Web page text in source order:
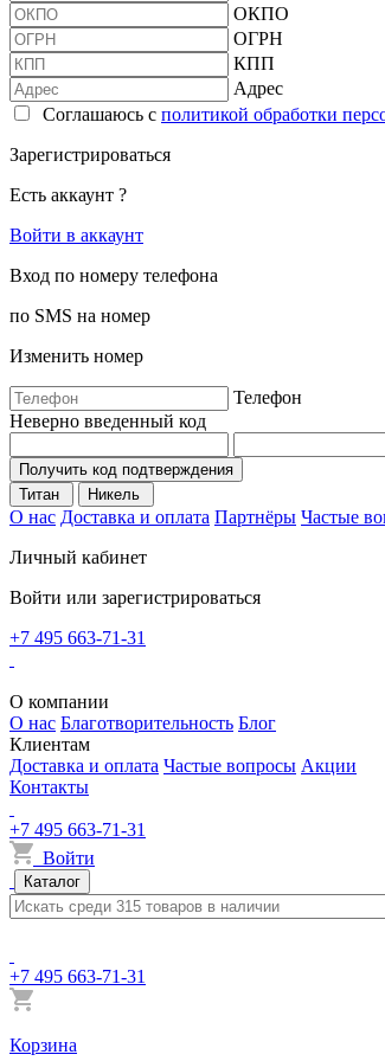
ОКПО
ОГРН
КПП
Адрес
Соглашаюсь с политикой обработки
Зарегистрироваться
Есть аккаунт ?
Войти в аккаунт
Вход по номеру телефона
по SMS на номер
Изменить номер
Телефон
Неверно введенный код
Получить код подтверждения
Титан
Никель
О нас Доставка и оплата Партнёры Частые
Личный кабинет
Войти или зарегистрироваться
+7 495 663-71-31
О компании
О нас Благотворительность Блог
Клиентам
Доставка и оплата Частые вопросы Акции
Контакты
+7 495 663-71-31
Войти
Каталог
+7 495 663-71-31
Корзина